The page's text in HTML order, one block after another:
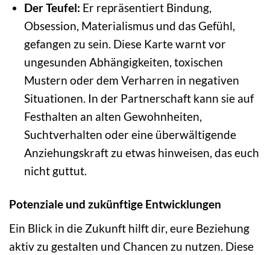
Der Teufel: Er repräsentiert Bindung,
Obsession, Materialismus und das Gefühl,
gefangen zu sein. Diese Karte warnt vor
ungesunden Abhängigkeiten, toxischen
Mustern oder dem Verharren in negativen
Situationen. In der Partnerschaft kann sie auf
Festhalten an alten Gewohnheiten,
Suchtverhalten oder eine überwältigende
Anziehungskraft zu etwas hinweisen, das euch
nicht guttut.
Potenziale und zukünftige Entwicklungen
Ein Blick in die Zukunft hilft dir, eure Beziehung
aktiv zu gestalten und Chancen zu nutzen. Diese